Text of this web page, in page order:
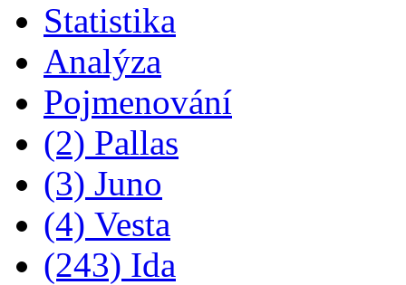
Statistika
Analýza
Pojmenování
(2) Pallas
(3) Juno
(4) Vesta
(243) Ida